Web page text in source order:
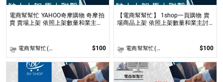
電商幫幫忙 YAHOO奇摩購物 奇摩拍
賣 賣場上架 依照上架數量和業主討
電商幫幫忙(電商平台代營運/電商上架/運營策略/網路行銷) $100
【電商幫幫忙】 1shop一頁購物 賣
場商品上架 依照上架數量和業主討
電商幫幫忙(電商平台代營運/電商上架/運營策略/網路行銷) $100